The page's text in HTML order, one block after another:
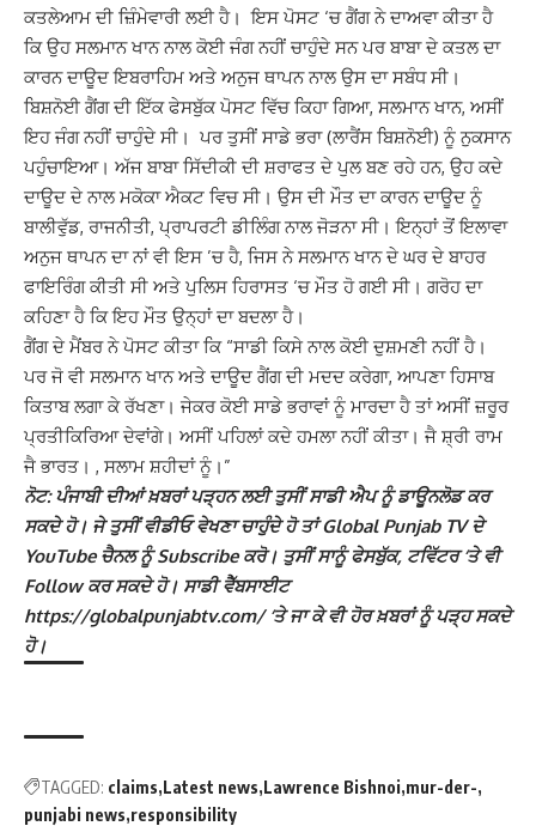
ਕਤਲੇਆਮ ਦੀ ਜ਼ਿੰਮੇਵਾਰੀ ਲਈ ਹੈ। ਇਸ ਪੋਸਟ ‘ਚ ਗੈਂਗ ਨੇ ਦਾਅਵਾ ਕੀਤਾ ਹੈ
ਕਿ ਉਹ ਸਲਮਾਨ ਖਾਨ ਨਾਲ ਕੋਈ ਜੰਗ ਨਹੀਂ ਚਾਹੁੰਦੇ ਸਨ ਪਰ ਬਾਬਾ ਦੇ ਕਤਲ ਦਾ
ਕਾਰਨ ਦਾਊਦ ਇਬਰਾਹਿਮ ਅਤੇ ਅਨੁਜ ਥਾਪਨ ਨਾਲ ਉਸ ਦਾ ਸਬੰਧ ਸੀ।
ਬਿਸ਼ਨੋਈ ਗੈਂਗ ਦੀ ਇੱਕ ਫੇਸਬੁੱਕ ਪੋਸਟ ਵਿੱਚ ਕਿਹਾ ਗਿਆ, ਸਲਮਾਨ ਖਾਨ, ਅਸੀਂ
ਇਹ ਜੰਗ ਨਹੀਂ ਚਾਹੁੰਦੇ ਸੀ। ਪਰ ਤੁਸੀਂ ਸਾਡੇ ਭਰਾ (ਲਾਰੈਂਸ ਬਿਸ਼ਨੋਈ) ਨੂੰ ਨੁਕਸਾਨ
ਪਹੁੰਚਾਇਆ। ਅੱਜ ਬਾਬਾ ਸਿੱਦੀਕੀ ਦੀ ਸ਼ਰਾਫਤ ਦੇ ਪੁਲ ਬਣ ਰਹੇ ਹਨ, ਉਹ ਕਦੇ
ਦਾਊਦ ਦੇ ਨਾਲ ਮਕੋਕਾ ਐਕਟ ਵਿਚ ਸੀ। ਉਸ ਦੀ ਮੌਤ ਦਾ ਕਾਰਨ ਦਾਊਦ ਨੂੰ
ਬਾਲੀਵੁੱਡ, ਰਾਜਨੀਤੀ, ਪ੍ਰਾਪਰਟੀ ਡੀਲਿੰਗ ਨਾਲ ਜੋੜਨਾ ਸੀ। ਇਨ੍ਹਾਂ ਤੋਂ ਇਲਾਵਾ
ਅਨੁਜ ਥਾਪਨ ਦਾ ਨਾਂ ਵੀ ਇਸ ’ਚ ਹੈ, ਜਿਸ ਨੇ ਸਲਮਾਨ ਖਾਨ ਦੇ ਘਰ ਦੇ ਬਾਹਰ
ਫਾਇਰਿੰਗ ਕੀਤੀ ਸੀ ਅਤੇ ਪੁਲਿਸ ਹਿਰਾਸਤ ‘ਚ ਮੌਤ ਹੋ ਗਈ ਸੀ। ਗਰੋਹ ਦਾ
ਕਹਿਣਾ ਹੈ ਕਿ ਇਹ ਮੌਤ ਉਨ੍ਹਾਂ ਦਾ ਬਦਲਾ ਹੈ।
ਗੈਂਗ ਦੇ ਮੈਂਬਰ ਨੇ ਪੋਸਟ ਕੀਤਾ ਕਿ “ਸਾਡੀ ਕਿਸੇ ਨਾਲ ਕੋਈ ਦੁਸ਼ਮਣੀ ਨਹੀਂ ਹੈ।
ਪਰ ਜੋ ਵੀ ਸਲਮਾਨ ਖਾਨ ਅਤੇ ਦਾਊਦ ਗੈਂਗ ਦੀ ਮਦਦ ਕਰੇਗਾ, ਆਪਣਾ ਹਿਸਾਬ
ਕਿਤਾਬ ਲਗਾ ਕੇ ਰੱਖਣਾ। ਜੇਕਰ ਕੋਈ ਸਾਡੇ ਭਰਾਵਾਂ ਨੂੰ ਮਾਰਦਾ ਹੈ ਤਾਂ ਅਸੀਂ ਜ਼ਰੂਰ
ਪ੍ਰਤੀਕਿਰਿਆ ਦੇਵਾਂਗੇ। ਅਸੀਂ ਪਹਿਲਾਂ ਕਦੇ ਹਮਲਾ ਨਹੀਂ ਕੀਤਾ। ਜੈ ਸ਼੍ਰੀ ਰਾਮ
ਜੈ ਭਾਰਤ। , ਸਲਾਮ ਸ਼ਹੀਦਾਂ ਨੂੰ।”
ਨੋਟ: ਪੰਜਾਬੀ ਦੀਆਂ ਖ਼ਬਰਾਂ ਪੜ੍ਹਨ ਲਈ ਤੁਸੀਂ ਸਾਡੀ ਐਪ ਨੂੰ ਡਾਊਨਲੋਡ ਕਰ
ਸਕਦੇ ਹੋ। ਜੇ ਤੁਸੀਂ ਵੀਡੀਓ ਵੇਖਣਾ ਚਾਹੁੰਦੇ ਹੋ ਤਾਂ Global Punjab TV ਦੇ
YouTube ਚੈਨਲ ਨੂੰ Subscribe ਕਰੋ। ਤੁਸੀਂ ਸਾਨੂੰ ਫੇਸਬੁੱਕ, ਟਵਿੱਟਰ ‘ਤੇ ਵੀ
Follow ਕਰ ਸਕਦੇ ਹੋ। ਸਾਡੀ ਵੈੱਬਸਾਈਟ
https://globalpunjabtv.com/ ‘ਤੇ ਜਾ ਕੇ ਵੀ ਹੋਰ ਖ਼ਬਰਾਂ ਨੂੰ ਪੜ੍ਹ ਸਕਦੇ
ਹੋ।
TAGGED: claims Latest news Lawrence Bishnoi mur-der-
punjabi news responsibility